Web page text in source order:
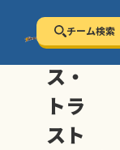
チーム検索
セン
ス・
トラ
スト